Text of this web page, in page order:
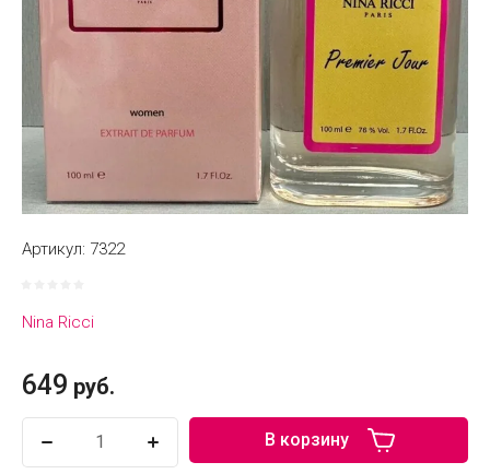
Артикул: 7322
Nina Ricci
649 руб.
В корзину